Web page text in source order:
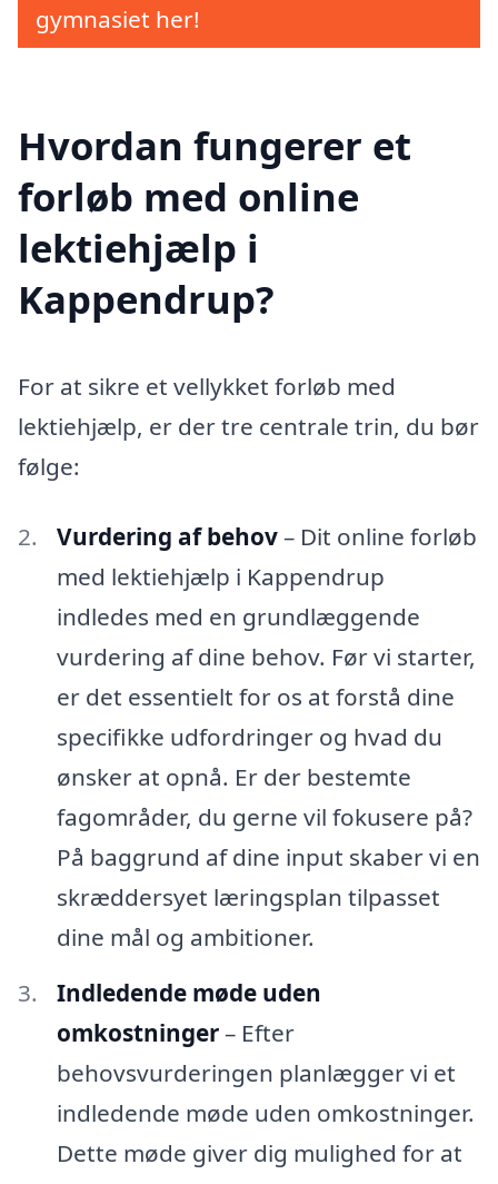
gymnasiet her!
Hvordan fungerer et
forløb med online
lektiehjælp i
Kappendrup?
For at sikre et vellykket forløb med
lektiehjælp, er der tre centrale trin, du bør
følge:
Vurdering af behov– Dit online forløb
med lektiehjælp i Kappendrup
indledes med en grundlæggende
vurdering af dine behov. Før vi starter,
er det essentielt for os at forstå dine
specifikke udfordringer og hvad du
ønsker at opnå. Er der bestemte
fagområder, du gerne vil fokusere på?
På baggrund af dine input skaber vi en
skræddersyet læringsplan tilpasset
dine mål og ambitioner.
Indledende møde uden
omkostninger– Efter
behovsvurderingen planlægger vi et
indledende møde uden omkostninger.
Dette møde giver dig mulighed for at